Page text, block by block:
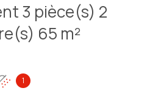
2
chambre(s) 65 m²
1